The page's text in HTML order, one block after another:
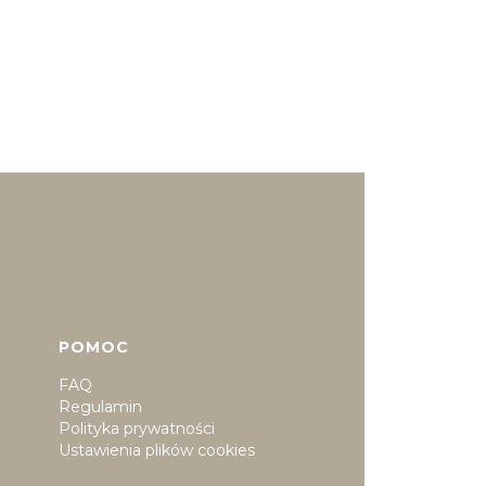
POMOC
FAQ
Regulamin
Polityka prywatności
Ustawienia plików cookies